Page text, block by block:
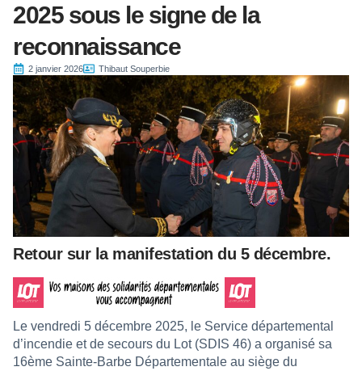
2025 sous le signe de la
reconnaissance
2 janvier 2026 Thibaut Souperbie
Retour sur la manifestation du 5 décembre.
Le vendredi 5 décembre 2025, le Service départemental
d’incendie et de secours du Lot (SDIS 46) a organisé sa
16ème Sainte-Barbe Départementale au siège du